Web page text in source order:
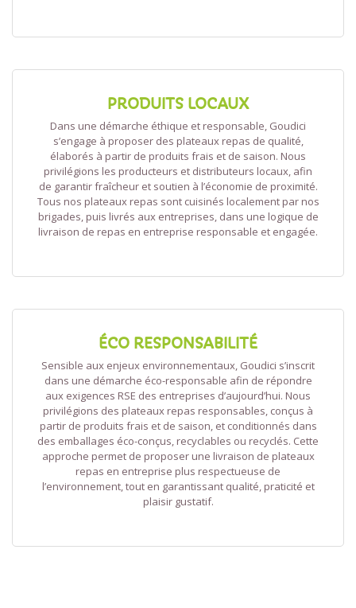
PRODUITS LOCAUX
Dans une démarche éthique et responsable, Goudici
s’engage à proposer des plateaux repas de qualité,
élaborés à partir de produits frais et de saison. Nous
privilégions les producteurs et distributeurs locaux, afin
de garantir fraîcheur et soutien à l’économie de proximité.
Tous nos plateaux repas sont cuisinés localement par nos
brigades, puis livrés aux entreprises, dans une logique de
livraison de repas en entreprise responsable et engagée.
ÉCO RESPONSABILITÉ
Sensible aux enjeux environnementaux, Goudici s’inscrit
dans une démarche éco-responsable afin de répondre
aux exigences RSE des entreprises d’aujourd’hui. Nous
privilégions des plateaux repas responsables, conçus à
partir de produits frais et de saison, et conditionnés dans
des emballages éco-conçus, recyclables ou recyclés. Cette
approche permet de proposer une livraison de plateaux
repas en entreprise plus respectueuse de
l’environnement, tout en garantissant qualité, praticité et
plaisir gustatif.